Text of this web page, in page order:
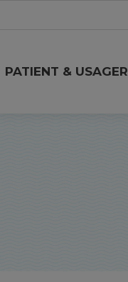
PATIENT & USAGER